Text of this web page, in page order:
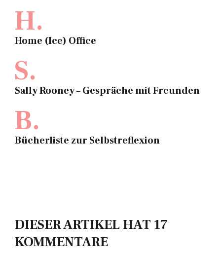
H.
Home (Ice) Office
S.
Sally Rooney – Gespräche mit Freunden
B.
Bücherliste zur Selbstreflexion
DIESER ARTIKEL HAT 17
KOMMENTARE